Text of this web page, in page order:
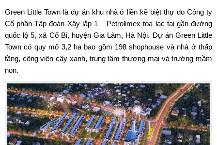
Green Little Townlà dự án khu nhà ở liền kề biệt thự do Công ty
Cổ phần Tập đoàn Xây lắp 1 – Petrolimex tọa lạc tại gần đường
quốc lộ 5, xã Cổ Bi, huyện Gia Lâm, Hà Nội. Dự án Green Little
Town có quy mô 3,2 ha bao gồm 198 shophouse và nhà ở thấp
tầng, công viên cây xanh, trung tâm thương mại và trường mầm
non.